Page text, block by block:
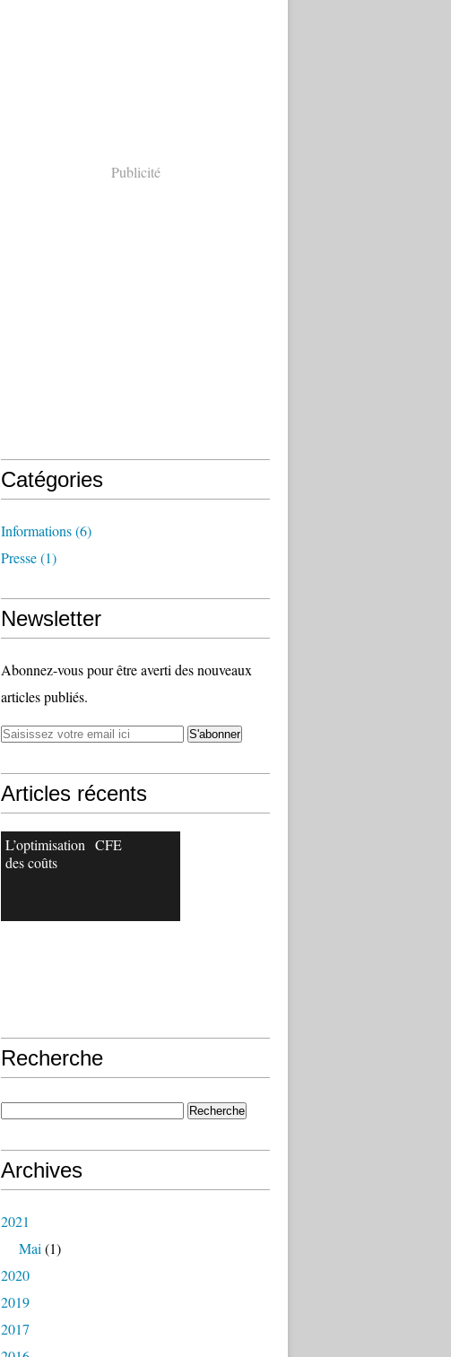
Publicité
Catégories
Informations(6)
Presse(1)
Newsletter
Abonnez-vous pour être averti des nouveaux
articles publiés.
Articles récents
L’optimisation
des coûts
CFE
Recherche
Archives
2021
Mai (1)
2020
2019
2017